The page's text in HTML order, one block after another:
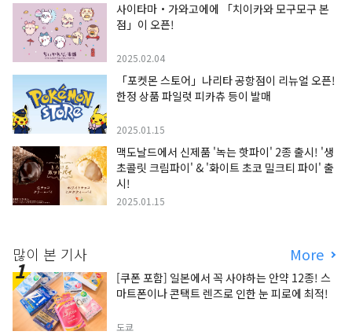
사이타마・가와고에에 「치이카와 모구모구 본
점」이 오픈!
2025.02.04
「포켓몬 스토어」나리타 공항점이 리뉴얼 오픈!
한정 상품 파일럿 피카츄 등이 발매
2025.01.15
맥도날드에서 신제품 '녹는 핫파이' 2종 출시! '생
초콜릿 크림파이' & '화이트 초코 밀크티 파이' 출
시!
2025.01.15
많이 본 기사 More
[쿠폰 포함] 일본에서 꼭 사야하는 안약 12종! 스
마트폰이나 콘택트 렌즈로 인한 눈 피로에 최적!
도쿄